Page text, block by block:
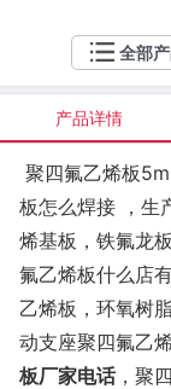
全部
产品详情
聚四氟乙烯板
板怎么焊接 ，生
烯基板，铁氟龙
氟乙烯板什么店
乙烯板，环氧树
动支座聚四氟乙
板厂家电话，聚